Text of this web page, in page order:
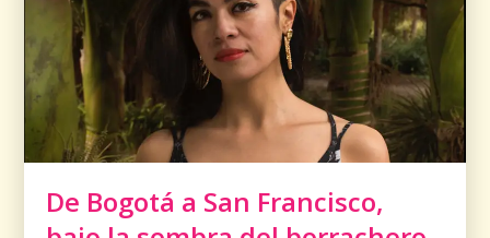
De Bogotá a San Francisco,